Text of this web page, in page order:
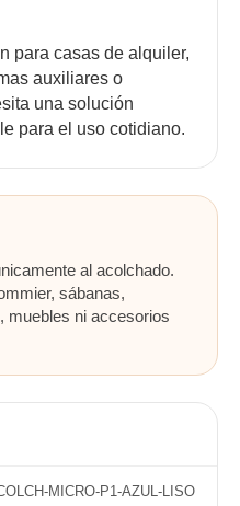
para casas de alquiler,
auxiliares o
una solución
para el uso cotidiano.
al acolchado.
sábanas,
muebles ni accesorios
MICRO-P1-AZUL-LISO